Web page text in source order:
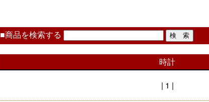
■商品を検索する
時計
| 1 |